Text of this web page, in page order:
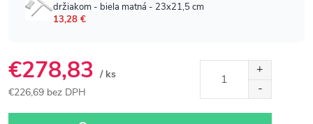
€278,83 / ks
€226,69 bez DPH